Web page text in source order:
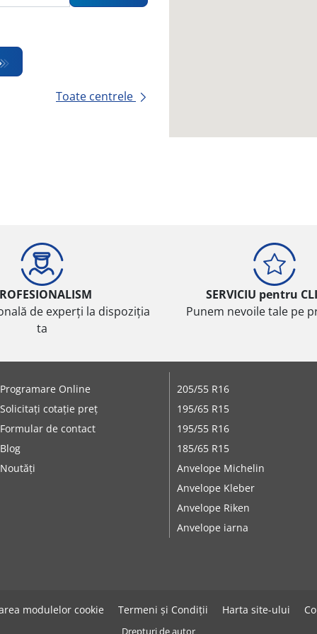
Toate centrele
de experți la dispoziția
ta
SERVICIU pentru
Punem nevoile tale pe
Programare Online
Solicitați cotație preț
Formular de contact
Blog
Noutăți
205/55 R16
195/65 R15
195/55 R16
185/65 R15
Anvelope Michelin
Anvelope Kleber
Anvelope Riken
Anvelope iarna
modulelor cookie Termeni și Condiții Harta site-ului
Drepturi de autor